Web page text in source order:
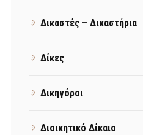
Δικαστές – Δικαστήρια
Δίκες
Δικηγόροι
Διοικητικό Δίκαιο